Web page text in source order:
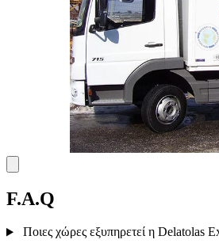
F.A.Q
Ποιες χώρες εξυπηρετεί η Delatolas